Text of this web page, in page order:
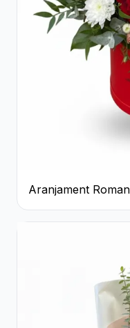
Aranjament
cu Trandafiri și